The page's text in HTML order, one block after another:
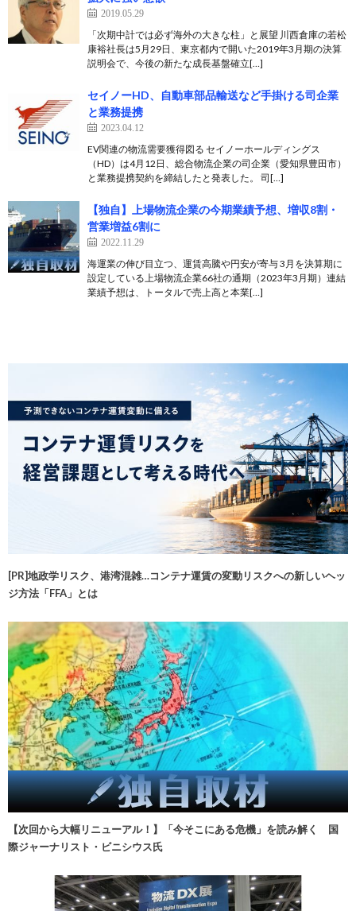
2019.05.29
「次期中計では必ず海外の大きな柱」と展望 川西倉庫の若松
康裕社長は5月29日、東京都内で開いた2019年3月期の決算
説明会で、今後の新たな成長基盤確立[…]
セイノーHD、自動車部品輸送など手掛ける司企業
と業務提携
2023.04.12
EV関連の物流需要獲得図る セイノーホールディングス
（HD）は4月12日、総合物流企業の司企業（愛知県豊田市）
と業務提携契約を締結したと発表した。 司[…]
【独自】上場物流企業の今期業績予想、増収8割・
営業増益6割に
2022.11.29
海運業の伸び目立つ、運賃高騰や円安が寄与 3月を決算期に
設定している上場物流企業66社の通期（2023年3月期）連結
業績予想は、トータルで売上高と本業[…]
[PR]地政学リスク、港湾混雑…コンテナ運賃の変動リスクへの新しいヘッ
ジ方法「FFA」とは
【次回から大幅リニューアル！】「今そこにある危機」を読み解く 国
際ジャーナリスト・ビニシウス氏